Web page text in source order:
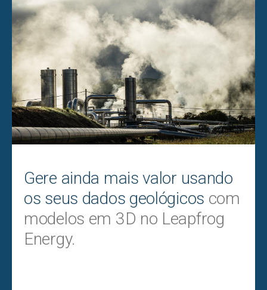
Gere ainda mais valor usando
os seus dados geológicos com
modelos em 3D no Leapfrog
Energy.